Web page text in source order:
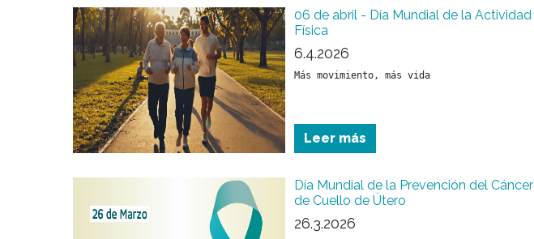
06 de abril - Día Mundial de la Actividad
Física
6.4.2026
Más movimiento, más vida
Leer más
Día Mundial de la Prevención del Cáncer
de Cuello de Útero
26.3.2026